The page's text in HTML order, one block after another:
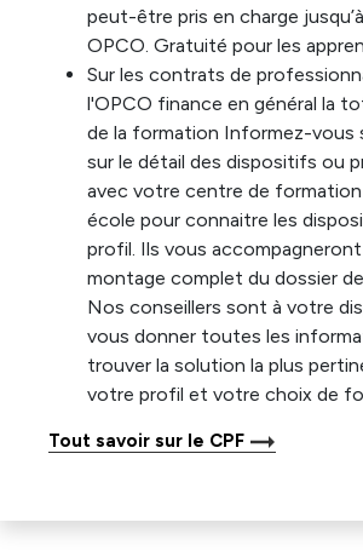
peut-être pris en charge
OPCO. Gratuité pour les
Sur les contrats de
l'OPCO finance en général la
de la formation Informez-vous
sur le détail des dispositifs ou
avec votre centre de
école pour connaitre les
profil. Ils vous accompagneront
montage complet du dossier
Nos conseillers sont à votre
vous donner toutes les
trouver la solution la plus
votre profil et votre choix de
Tout savoir sur le CPF